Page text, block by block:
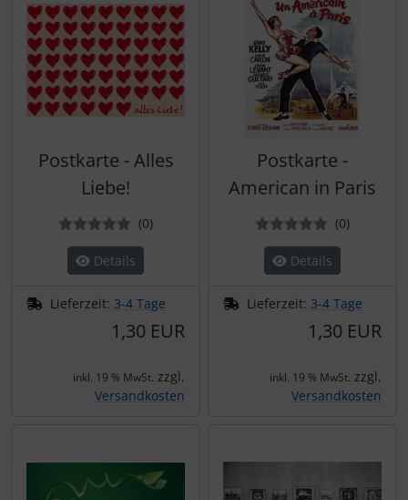
Postkarte - Alles
Liebe!
(0Bewertungen
)
Details
Lieferzeit: 3-4 Tage
1,30 EUR
inkl. 19 % MwSt. zzgl.
Versandkosten
Postkarte -
American in Paris
(0)
Details
Lieferzeit: 3-4 Tage
1,30 EUR
inkl. 19 % MwSt. zzgl.
Versandkosten